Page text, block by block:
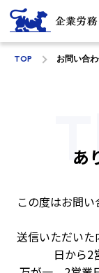
TOP お問い合
あ
この度はお問
送信いただい
日から2